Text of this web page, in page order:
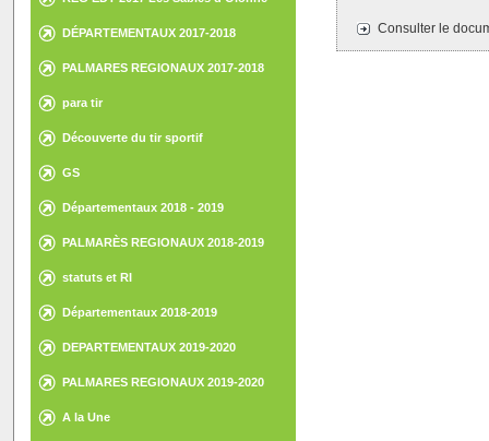
DÉPARTEMENTAUX 2017-2018
PALMARES REGIONAUX 2017-2018
para tir
Découverte du tir sportif
GS
Départementaux 2018 - 2019
PALMARÈS REGIONAUX 2018-2019
statuts et RI
Départementaux 2018-2019
DEPARTEMENTAUX 2019-2020
PALMARES REGIONAUX 2019-2020
A la Une
Consulter le